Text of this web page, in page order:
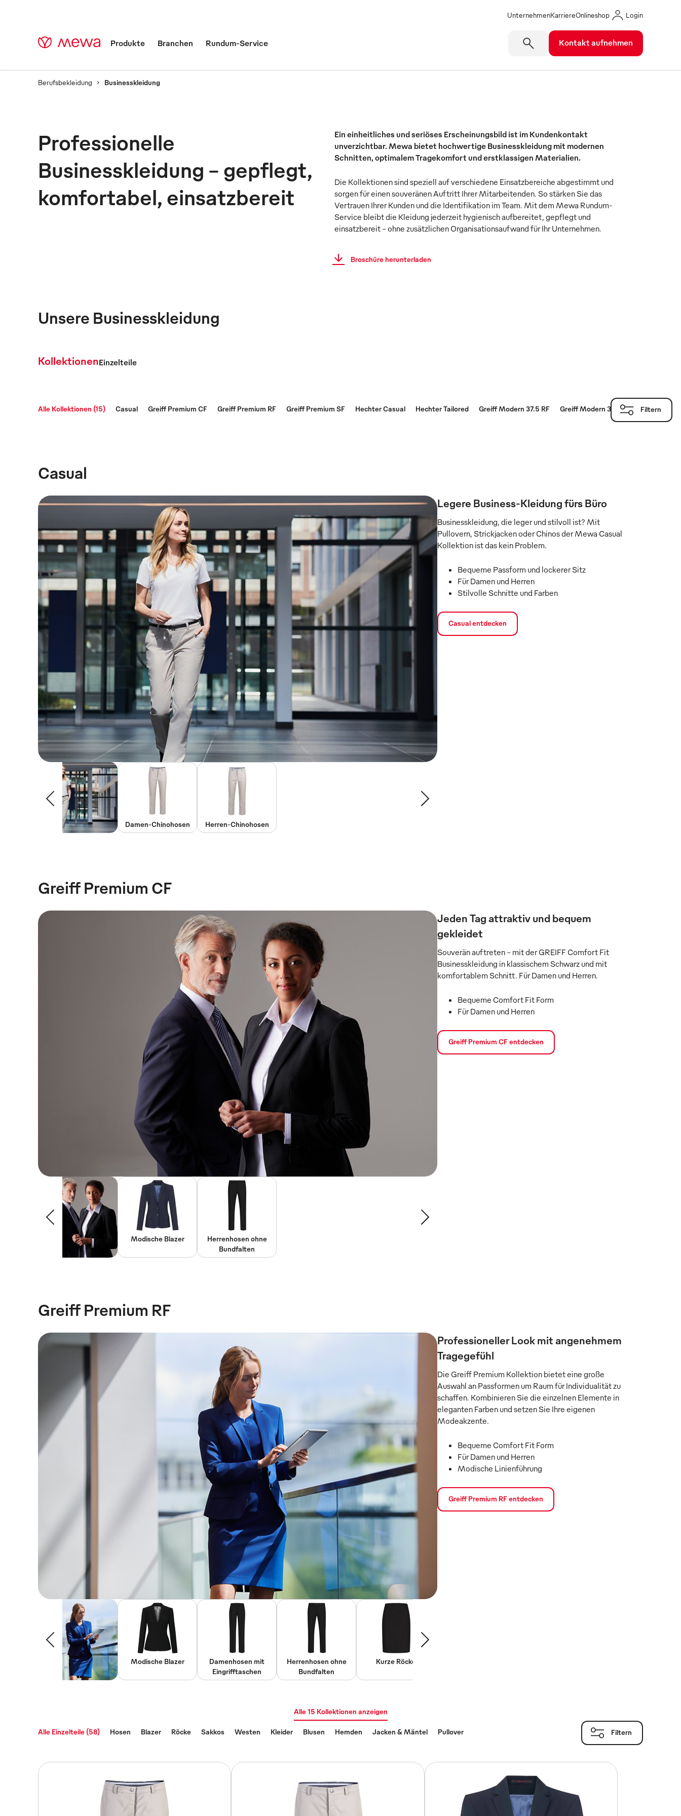
UnternehmenKarriereOnlineshop Login
Produkte Branchen Rundum-Service Kontakt aufnehmen
Berufsbekleidung Businesskleidung
Zu jeder Zeit stilvoll und elegant
Professionelle
Businesskleidung – gepflegt,
komfortabel, einsatzbereit
Ein einheitliches und seriöses Erscheinungsbild ist im Kundenkontakt
unverzichtbar. Mewa bietet hochwertige Businesskleidung mit modernen
Schnitten, optimalem Tragekomfort und erstklassigen Materialien.
Die Kollektionen sind speziell auf verschiedene Einsatzbereiche abgestimmt und
sorgen für einen souveränen Auftritt Ihrer Mitarbeitenden. So stärken Sie das
Vertrauen Ihrer Kunden und die Identifikation im Team. Mit dem Mewa Rundum-
Service bleibt die Kleidung jederzeit hygienisch aufbereitet, gepflegt und
einsatzbereit – ohne zusätzlichen Organisationsaufwand für Ihr Unternehmen.
Broschüre herunterladen
Unsere Businesskleidung
KollektionenEinzelteile
Alle Kollektionen (15) Casual Greiff Premium CF Greiff Premium RF Greiff Premium SF Hechter Casual Hechter Tailored Greiff Modern 37.5 RF Greiff Modern 37.5 SF Basics
Filtern
Casual
Damen-Chinohosen Herren-Chinohosen
Legere Business-Kleidung fürs Büro
Businesskleidung, die leger und stilvoll ist? Mit
Pullovern, Strickjacken oder Chinos der Mewa Casual
Kollektion ist das kein Problem.
Bequeme Passform und lockerer Sitz
Für Damen und Herren
Stilvolle Schnitte und Farben
Casual entdecken
Greiff Premium CF
Modische Blazer
Herrenhosen ohne
Bundfalten
Jeden Tag attraktiv und bequem
gekleidet
Souverän auftreten – mit der GREIFF Comfort Fit
Businesskleidung in klassischem Schwarz und mit
komfortablem Schnitt. Für Damen und Herren.
Bequeme Comfort Fit Form
Für Damen und Herren
Greiff Premium CF entdecken
Greiff Premium RF
Modische Blazer
Damenhosen mit
Eingrifftaschen
Herrenhosen ohne
Bundfalten
Kurze Röcke
Professioneller Look mit angenehmem
Tragegefühl
Die Greiff Premium Kollektion bietet eine große
Auswahl an Passformen um Raum für Individualität zu
schaffen. Kombinieren Sie die einzelnen Elemente in
eleganten Farben und setzen Sie Ihre eigenen
Modeakzente.
Bequeme Comfort Fit Form
Für Damen und Herren
Modische Linienführung
Greiff Premium RF entdecken
Alle 15 Kollektionen anzeigen
Alle Einzelteile (58) Hosen Blazer Röcke Sakkos Westen Kleider Blusen Hemden Jacken & Mäntel Pullover Filtern